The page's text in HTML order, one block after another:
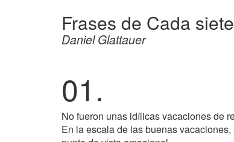
Frases de Cada
Daniel Glattauer
01.
No fueron unas idílicas vacaciones de
En la escala de las buenas